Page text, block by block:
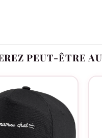
et attendrissant
idéale sous toutes les
qui marque les esprits
PEUT-ÊTRE